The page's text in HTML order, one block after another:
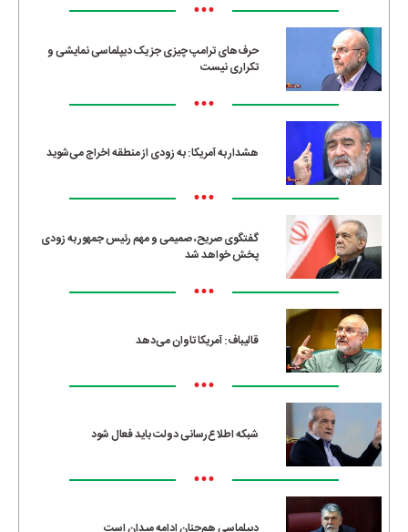
•••
حرف‌های ترامپ چیزی جز یک دیپلماسی نمایشی و
تکراری نیست
•••
هشدار به آمریکا: به زودی از منطقه اخراج می‌شوید
•••
گفتگوی صریح، صمیمی و مهم رئیس جمهور به زودی
پخش خواهد شد
•••
قالیباف: آمریکا تاوان می‌دهد
•••
شبکه اطلاع‌رسانی دولت باید فعال شود
•••
دیپلماسی هم‌چنان ادامه میدان است